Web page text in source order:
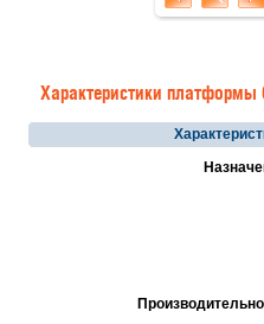
Характеристики платформы